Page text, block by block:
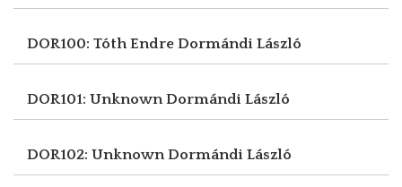
DOR100: Tóth Endre Dormándi László
DOR101: UnknownDormándi László
DOR102: UnknownDormándi László